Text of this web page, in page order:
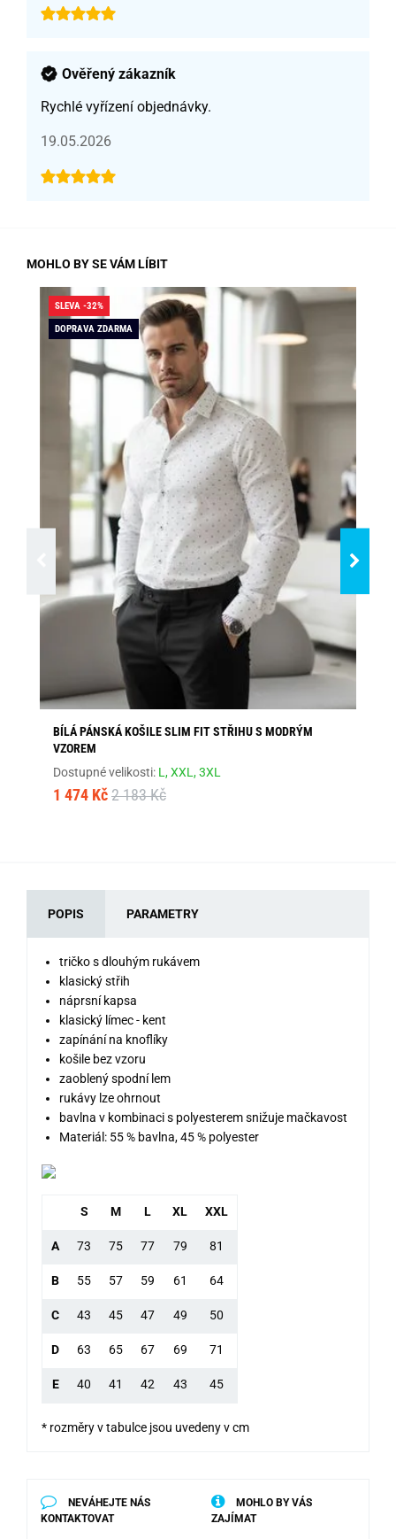
Ověřený zákazník
Rychlé vyřízení objednávky.
19.05.2026
MOHLO BY SE VÁM LÍBIT
SLEVA -32%
DOPRAVA ZDARMA
BÍLÁ PÁNSKÁ KOŠILE SLIM FIT STŘIHU S MODRÝM
VZOREM
Dostupné velikosti: L,XXL,3XL
1 474 Kč 2 183 Kč
POPIS PARAMETRY
tričko s dlouhým rukávem
klasický střih
náprsní kapsa
klasický límec - kent
zapínání na knoflíky
košile bez vzoru
zaoblený spodní lem
rukávy lze ohrnout
bavlna v kombinaci s polyesterem snižuje mačkavost
Materiál: 55 % bavlna, 45 % polyester
S M L XL XXL
A 73 75 77 79 81
B 55 57 59 61 64
C 43 45 47 49 50
D 63 65 67 69 71
E 40 41 42 43 45
* rozměry v tabulce jsou uvedeny v cm
NEVÁHEJTE NÁS
KONTAKTOVAT
MOHLO BY VÁS
ZAJÍMAT